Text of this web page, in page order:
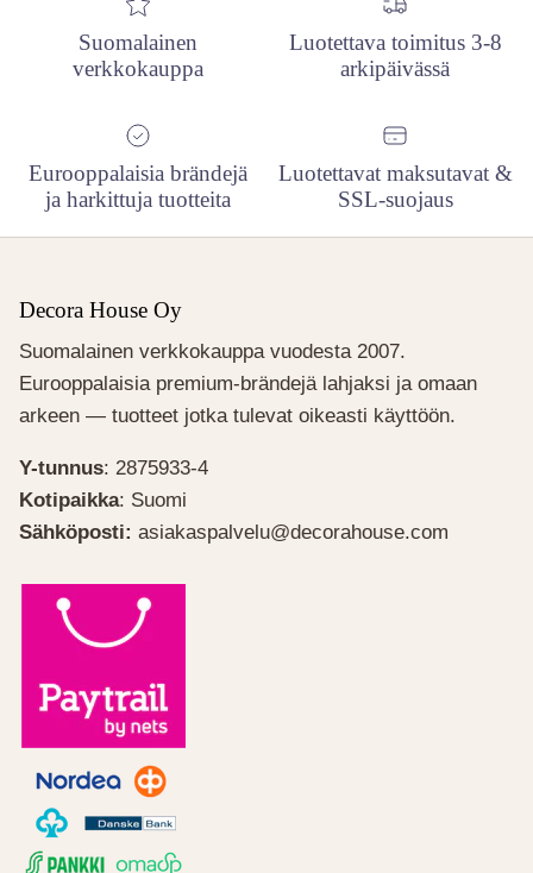
Suomalainen
verkkokauppa
Luotettava toimitus 3-8
arkipäivässä
Eurooppalaisia brändejä
ja harkittuja tuotteita
Luotettavat maksutavat &
SSL-suojaus
Decora House Oy
Suomalainen verkkokauppa vuodesta 2007.
Eurooppalaisia premium-brändejä lahjaksi ja omaan
arkeen — tuotteet jotka tulevat oikeasti käyttöön.
Y-tunnus: 2875933-4
Kotipaikka: Suomi
Sähköposti: asiakaspalvelu@decorahouse.com